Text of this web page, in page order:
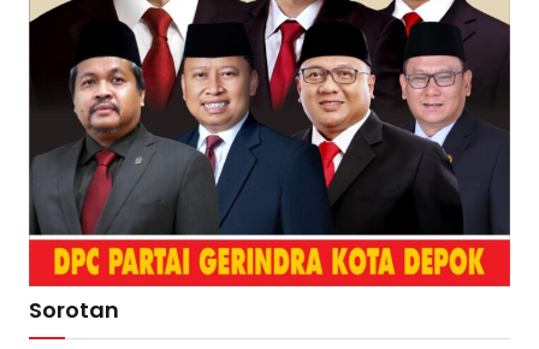
Sorotan